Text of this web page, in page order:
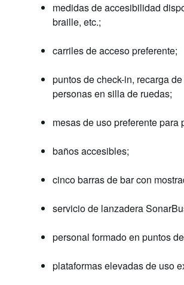
medidas de accesibilidad
braille, etc.;
carriles de acceso preferente;
puntos de check-in, recarga
personas en silla de ruedas;
mesas de uso preferente
baños accesibles;
cinco barras de bar con
servicio de lanzadera
personal formado en puntos
plataformas elevadas de uso